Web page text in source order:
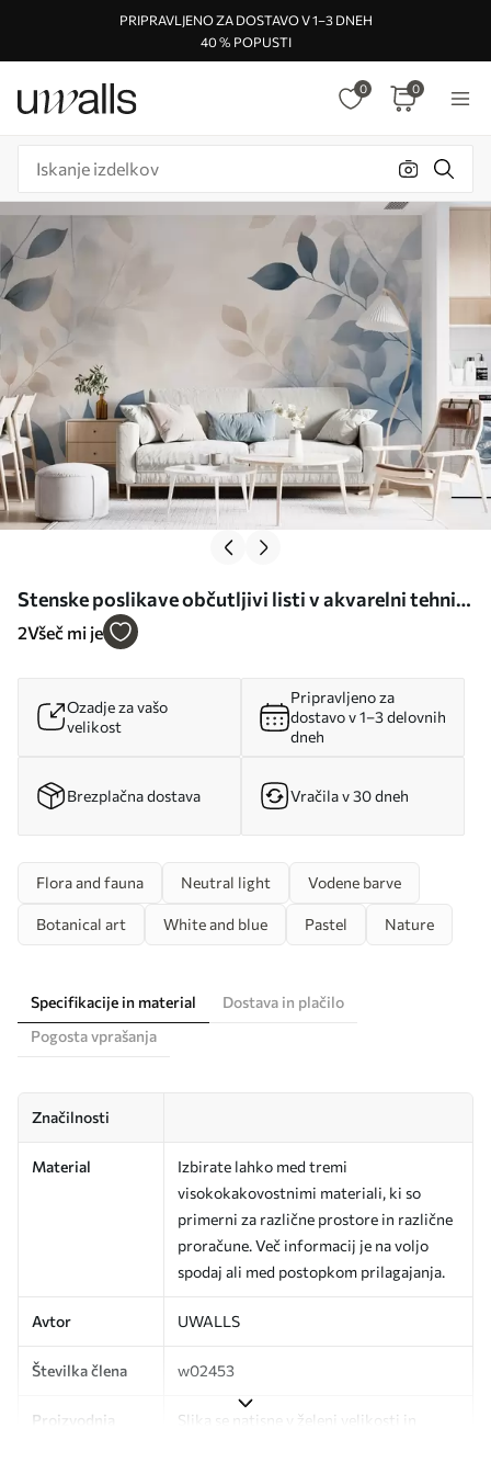
PRIPRAVLJENO ZA DOSTAVO V 1–3 DNEH
40 % POPUSTI
0 0
Stenske poslikave občutljivi listi v akvarelni tehniki
Št. w02453
2Všeč mi je
Ozadje za vašo
velikost
Pripravljeno za
dostavo v 1–3 delovnih
dneh
Brezplačna dostava Vračila v 30 dneh
Flora and fauna Neutral light Vodene barve
Botanical art White and blue Pastel Nature
Specifikacije in material
Dostava in plačilo
Pogosta vprašanja
Značilnosti
Material
Izbirate lahko med tremi
visokokakovostnimi materiali, ki so
primerni za različne prostore in različne
proračune. Več informacij je na voljo
spodaj ali med postopkom prilagajanja.
Avtor UWALLS
Številka člena w02453
Proizvodnja
Slika se natisne v želeni velikosti in